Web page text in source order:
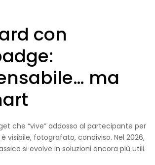
con
ma
che “vive” addosso al partecipante per
visibile, fotografato, condiviso. Nel 2026,
si evolve in soluzioni ancora più utili.